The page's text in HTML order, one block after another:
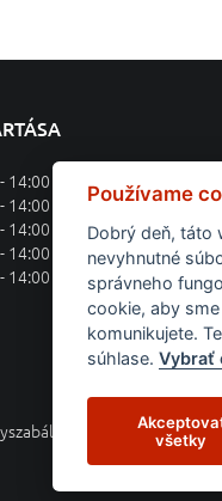
14:00
14:00
14:00
14:00
14:00
Kontakt
Používame
Dobrý deň, táto
nevyhnutné
správneho
cookie, aby
komunikujete.
súhlase. Vybrať
všetky